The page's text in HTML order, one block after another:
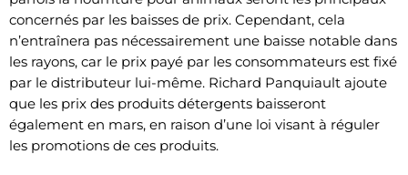
concernés par les baisses de prix. Cependant, cela
n’entraînera pas nécessairement une baisse notable dans
les rayons, car le prix payé par les consommateurs est fixé
par le distributeur lui-même. Richard Panquiault ajoute
que les prix des produits détergents baisseront
également en mars, en raison d’une loi visant à réguler
les promotions de ces produits.